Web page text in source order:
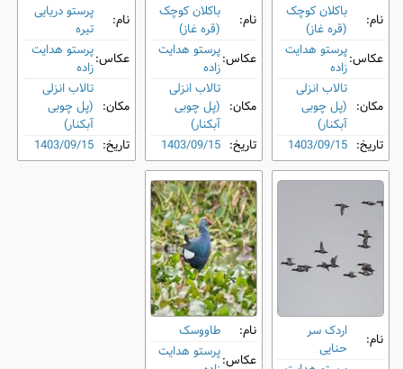
نام:
باکلان کوچک
(قره غاز)
عکاس:پرستو هدایت
زاده
مکان:
تالاب انزلی
(پل چوبی
آبکنار)
تاریخ: 1403/09/15
نام:
باکلان کوچک
(قره غاز)
عکاس:پرستو هدایت
زاده
مکان:
تالاب انزلی
(پل چوبی
آبکنار)
تاریخ: 1403/09/15
نام:
پرستو دریایی
تیره
عکاس:پرستو هدایت
زاده
مکان:
تالاب انزلی
(پل چوبی
آبکنار)
تاریخ: 1403/09/15
نام:
اردک سر
حنایی
نام:
طاووسک
عکاس:پرستو هدایت